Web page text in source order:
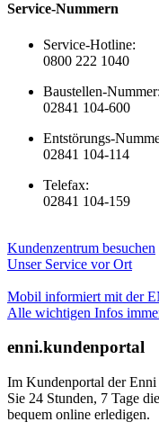
Service-Nummern
Service-Hotline:
0800 222 1040
Baustellen-Nummer:
02841 104-600
Entstörungs-
02841 104-114
Telefax:
02841 104-159
Kundenzentrum besuchen
Unser Service vor Ort
Mobil informiert mit der
Alle wichtigen Infos
enni.kundenportal
Im Kundenportal der
Sie 24 Stunden, 7 Tage
bequem online erledigen.